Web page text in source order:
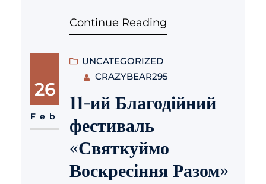
Львівської Духовної Семінарії
були єпископ-помічник
Львівської Архиєпархії
Володимир Груца, львівське
духовенство, підприємці,
митці. Також завітали
заступник міського голови
Львова з питань розвитку
Continue Reading
26
Feb
UNCATEGORIZED
CRAZYBEAR295
11-ий Благодійний
фестиваль
«Святкуймо
Воскресіння Разом»